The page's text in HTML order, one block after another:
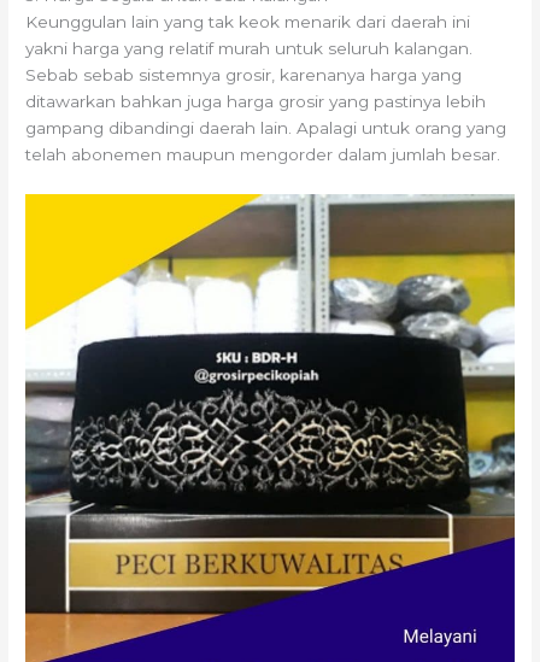
Keunggulan lain yang tak keok menarik dari daerah ini
yakni harga yang relatif murah untuk seluruh kalangan.
Sebab sebab sistemnya grosir, karenanya harga yang
ditawarkan bahkan juga harga grosir yang pastinya lebih
gampang dibandingi daerah lain. Apalagi untuk orang yang
telah abonemen maupun mengorder dalam jumlah besar.